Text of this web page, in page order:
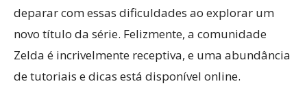
deparar com essas dificuldades ao explorar um
novo título da série. Felizmente, a comunidade
Zelda é incrivelmente receptiva, e uma abundância
de tutoriais e dicas está disponível online.